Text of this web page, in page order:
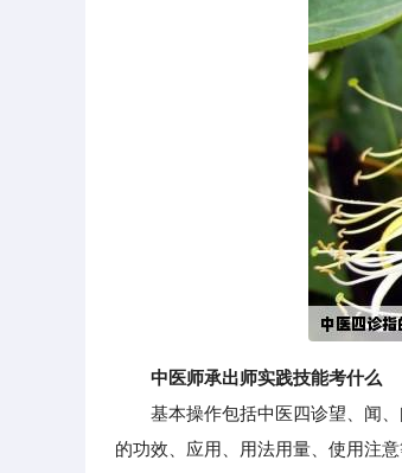
中医师承出师实践技能考什么
基本操作包括中医四诊望、闻、
的功效、应用、用法用量、使用注